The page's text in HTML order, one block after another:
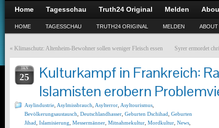
Home Tagesschau Truth24 Original Melden
HOME TAGESSCHAU TRUTH24 ORIGINAL MELDEN ABOUT
« Klimaschutz: Altenheim-Bewohner sollen weniger Fleisch essen Syrer ermordet
JAN
25
Kulturkampf in Frankreich:
Islamisten erobern
Asylindustrie Asylmissbrauch Asylterror Asyltourismus
Bevölkerungsaustausch Deutschlandhasser Geburten Dschihad Geburten
Jihad Islamisierung Messermänner Mitnahmekultur Mordkultur News